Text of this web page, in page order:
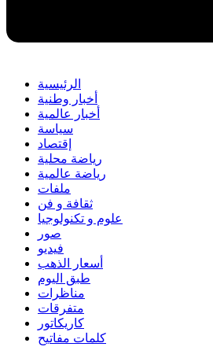
الرئيسية
أخبار وطنية
أخبار عالمية
سياسة
إقتصاد
رياضة محلية
رياضة عالمية
ملفات
ثقافة و فن
علوم و تكنولوجيا
صور
فيديو
أسعار الذهب
طبق اليوم
مناظرات
متفرقات
كاريكاتور
كلمات مفاتيح